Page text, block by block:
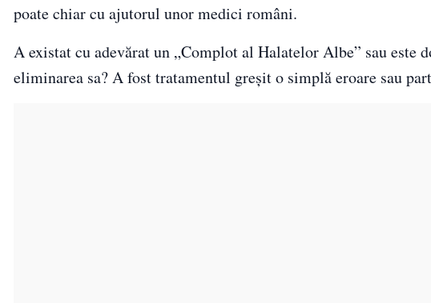
poate chiar cu ajutorul unor medici români.
A existat cu adevărat un „Complot al Halatelor Albe” sau
eliminarea sa? A fost tratamentul greșit o simplă eroare sau